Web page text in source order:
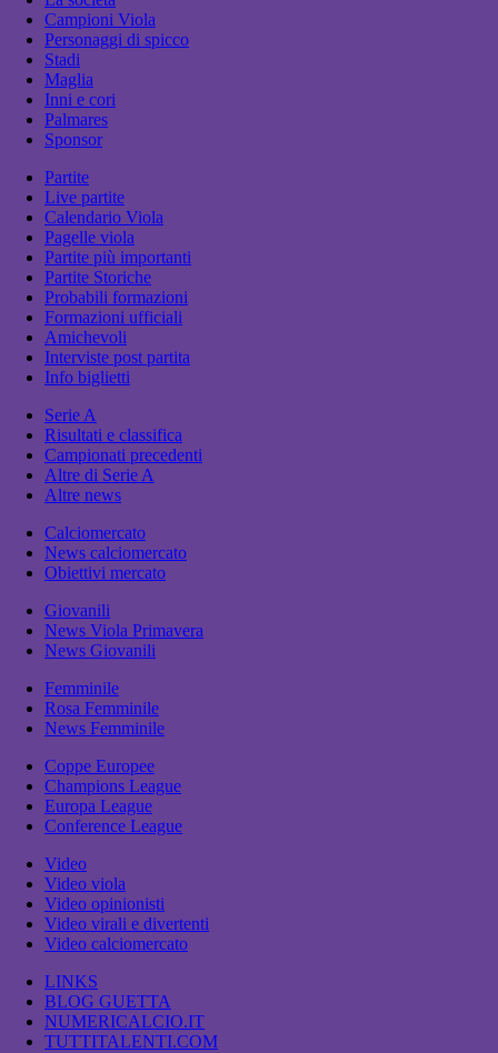
Campioni Viola
Personaggi di spicco
Stadi
Maglia
Inni e cori
Palmares
Sponsor
Partite
Live partite
Calendario Viola
Pagelle viola
Partite più importanti
Partite Storiche
Probabili formazioni
Formazioni ufficiali
Amichevoli
Interviste post partita
Info biglietti
Serie A
Risultati e classifica
Campionati precedenti
Altre di Serie A
Altre news
Calciomercato
News calciomercato
Obiettivi mercato
Giovanili
News Viola Primavera
News Giovanili
Femminile
Rosa Femminile
News Femminile
Coppe Europee
Champions League
Europa League
Conference League
Video
Video viola
Video opinionisti
Video virali e divertenti
Video calciomercato
LINKS
BLOG GUETTA
NUMERICALCIO.IT
TUTTITALENTI.COM